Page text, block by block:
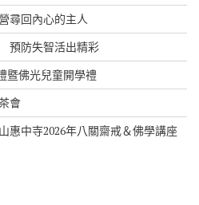
尋回內心的主人
預防失智活出精彩
暨佛光兒童開學禮
會
惠中寺2026年八關齋戒＆佛學講座